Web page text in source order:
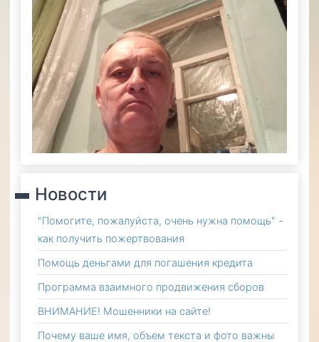
Новости
"Помогите, пожалуйста, очень нужна помощь" -
как получить пожертвования
Помощь деньгами для погашения кредита
Программа взаимного продвижения сборов
ВНИМАНИЕ! Мошенники на сайте!
Почему ваше имя, объем текста и фото важны